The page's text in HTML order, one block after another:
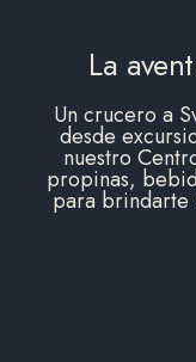
La
Un crucero a
desde
nuestro
propinas,
para brindarte